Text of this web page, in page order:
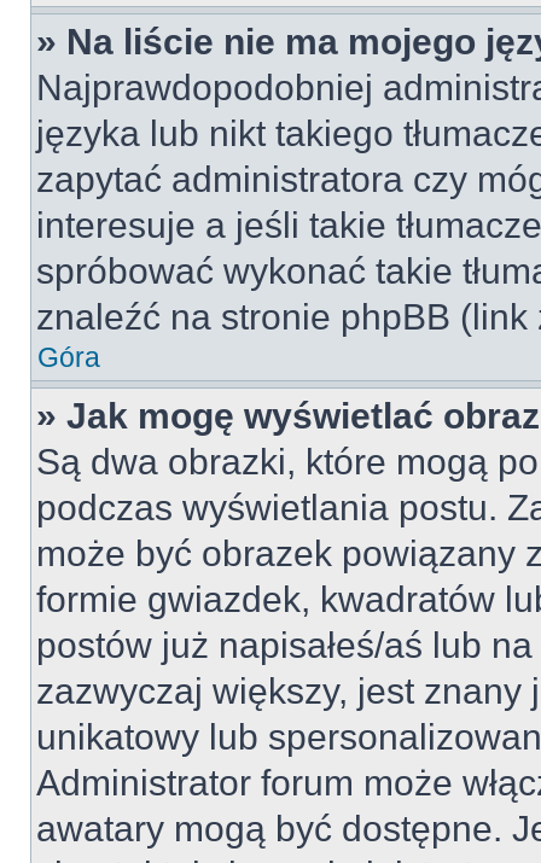
» Na liście nie ma mojego
Najprawdopodobniej
języka lub nikt takiego
zapytać administratora czy
interesuje a jeśli takie
spróbować wykonać takie
znaleźć na stronie phpBB
Góra
» Jak mogę wyświetlać
Są dwa obrazki, które mogą
podczas wyświetlania postu.
może być obrazek powiązany
formie gwiazdek, kwadratów
postów już napisałeś/aś lub
zazwyczaj większy, jest
unikatowy lub
Administrator forum może
awatary mogą być dostępne.